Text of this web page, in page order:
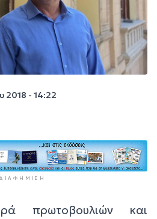
2018 - 14:22
ΔΙΑΦΉΜΙΣΗ
πρωτοβουλιών και